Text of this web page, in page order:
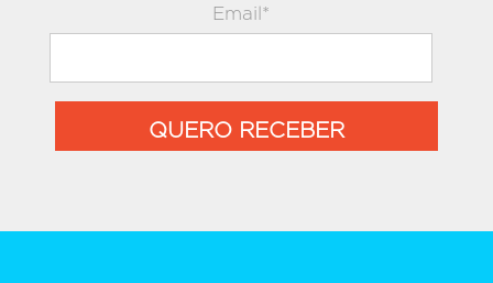
Email*
QUERO RECEBER